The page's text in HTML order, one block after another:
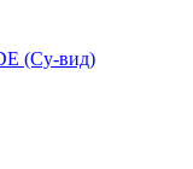
(Су-вид)